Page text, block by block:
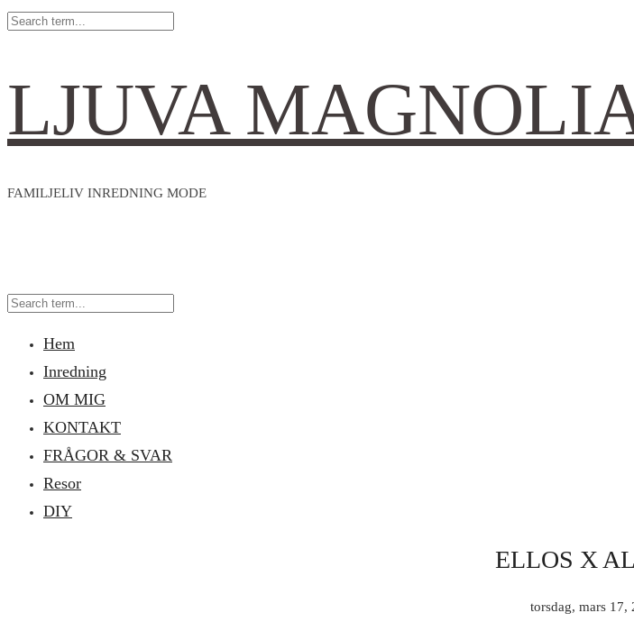
LJUVA
FAMILJELIV INREDNING MODE
Hem
Inredning
OM MIG
KONTAKT
FRÅGOR & SVAR
Resor
DIY
ELLOS X
torsdag, mars 17,